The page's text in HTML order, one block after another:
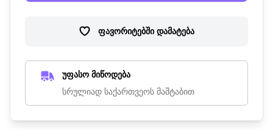
ფავორიტებში დამატება
უფასო მიწოდება
სრულიად საქართვეოს მაშტაბით